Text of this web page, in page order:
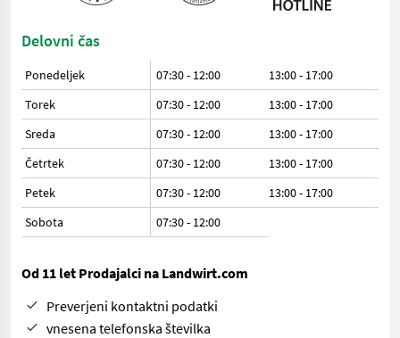
Delovni čas
Ponedeljek 07:30 - 12:00
13:00 - 17:00
Torek
07:30 - 12:00
13:00 - 17:00
Sreda
07:30 - 12:00
13:00 - 17:00
Četrtek
07:30 - 12:00
13:00 - 17:00
Petek
07:30 - 12:00
13:00 - 17:00
Sobota
07:30- 12:00
Od 11 let Prodajalci na Landwirt.com
Preverjeni kontaktni podatki
vnesena telefonska številka